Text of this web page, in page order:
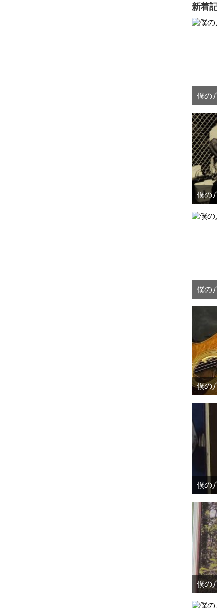
新着
僕の
僕の
僕の
僕の
僕の
僕の